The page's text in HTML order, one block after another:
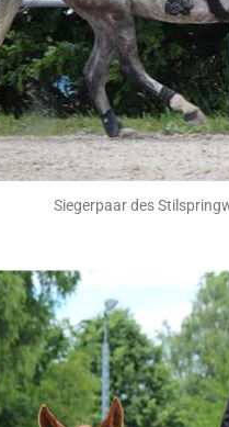
Siegerpaar des